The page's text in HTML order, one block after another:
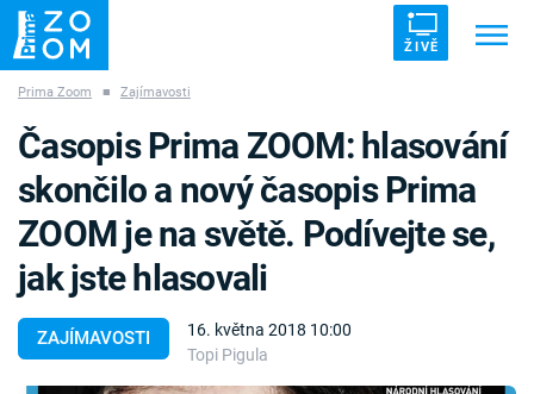
ŽIVĚ
ZÁHADY VETŘELCI DÁVNOVĚKU
Témata
Témata
Prima Zoom ■ Zajímavosti
ZAJÍMAVOSTI
16. května 2018 10:00
Topi Pigula
Časopis Prima ZOOM: hlasování
skončilo a nový časopis Prima
ZOOM je na světě. Podívejte se,
jak jste hlasovali